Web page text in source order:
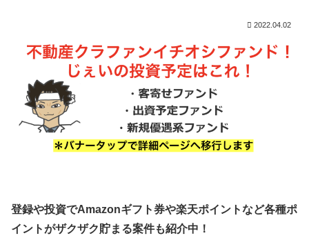
2022.04.02
登録や投資でAmazonギフト券や楽天ポイントなど各種ポ
イントがザクザク貯まる案件も紹介中！